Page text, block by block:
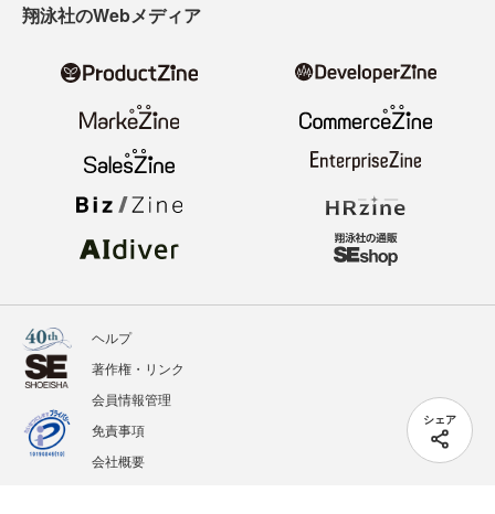
シェア
翔泳社のWebメディア
ヘルプ
著作権・リンク
会員情報管理
免責事項
会社概要